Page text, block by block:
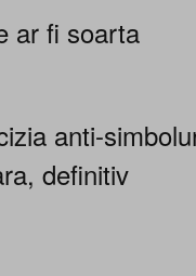
ar fi soarta
anti-
definitiv